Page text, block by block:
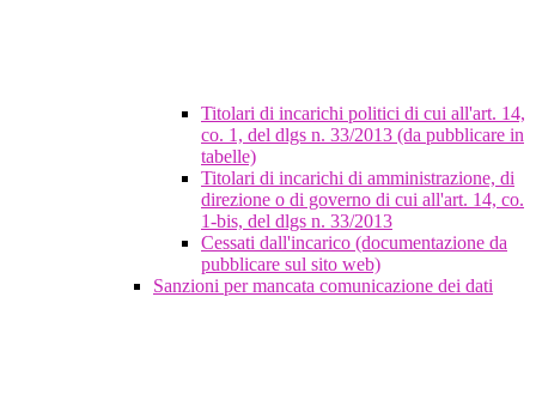
Titolari di incarichi politici di cui all'art. 14,
co. 1, del dlgs n. 33/2013 (da pubblicare in
tabelle)
Titolari di incarichi di amministrazione, di
direzione o di governo di cui all'art. 14, co.
1-bis, del dlgs n. 33/2013
Cessati dall'incarico (documentazione da
pubblicare sul sito web)
Sanzioni per mancata comunicazione dei dati